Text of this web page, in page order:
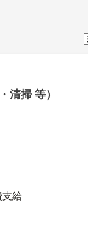
清掃 等）
支給